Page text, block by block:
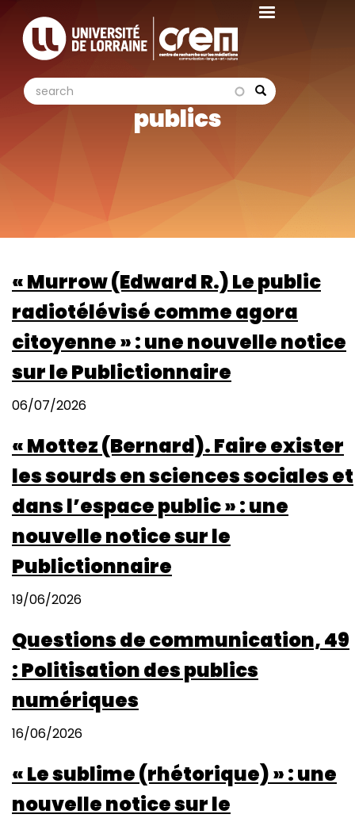
contenu
Search
search search
publics
« Murrow (Edward R.) Le public
radiotélévisé comme agora
citoyenne » : une nouvelle notice
sur le Publictionnaire
06/07/2026
« Mottez (Bernard). Faire exister
les sourds en sciences sociales et
dans l’espace public » : une
nouvelle notice sur le
Publictionnaire
19/06/2026
Questions de communication, 49
: Politisation des publics
numériques
16/06/2026
« Le sublime (rhétorique) » : une
nouvelle notice sur le